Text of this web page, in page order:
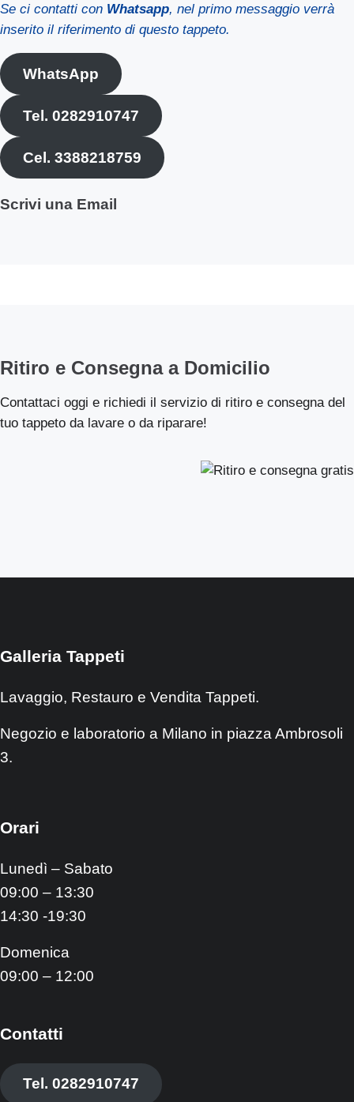
Se ci contatti con Whatsapp, nel primo messaggio verrà
inserito il riferimento di questo tappeto.
WhatsApp
Tel. 0282910747
Cel. 3388218759
Scrivi una Email
Ritiro e Consegna a Domicilio
Contattaci oggi e richiedi il servizio di ritiro e consegna del
tuo tappeto da lavare o da riparare!
Galleria Tappeti
Lavaggio, Restauro e Vendita Tappeti.
Negozio e laboratorio a Milano in piazza Ambrosoli
3.
Orari
Lunedì – Sabato
09:00 – 13:30
14:30 -19:30
Domenica
09:00 – 12:00
Contatti
Tel. 0282910747